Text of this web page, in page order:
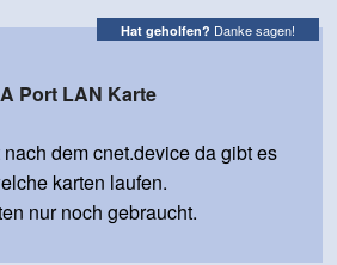
Hat geholfen? Danke sagen!
Port LAN Karte
dem cnet.device da gibt es
karten laufen.
nur noch gebraucht.